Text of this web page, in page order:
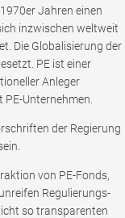
Jahren einen
inzwischen weltweit
Die Globalisierung der
PE ist einer
Anleger
Unternehmen.
der Regierung
von PE-Fonds,
Regulierungs-
so transparenten